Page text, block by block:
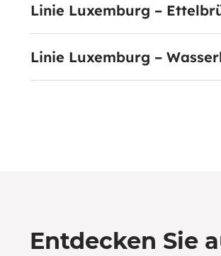
Linie Luxemburg –
Linie Luxemburg –
Entdecken Sie